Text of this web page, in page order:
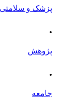
پزشک و سلامتی
.
پژوهش
.
جامعه